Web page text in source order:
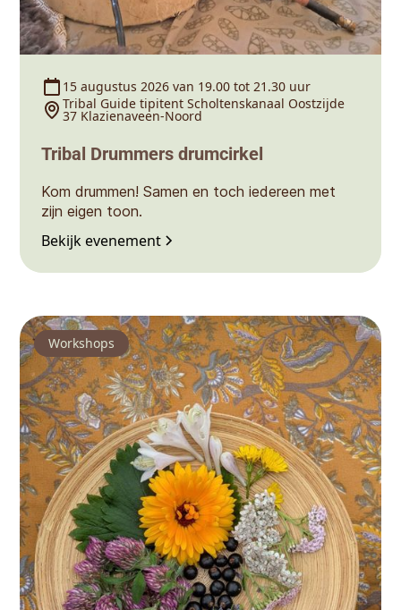
15 augustus 2026 van 19.00 tot 21.30 uur
Tribal Guide tipitent Scholtenskanaal Oostzijde
37 Klazienaveen-Noord
Tribal Drummers drumcirkel
Kom drummen! Samen en toch iedereen met
zijn eigen toon.
Bekijk evenement
Workshops